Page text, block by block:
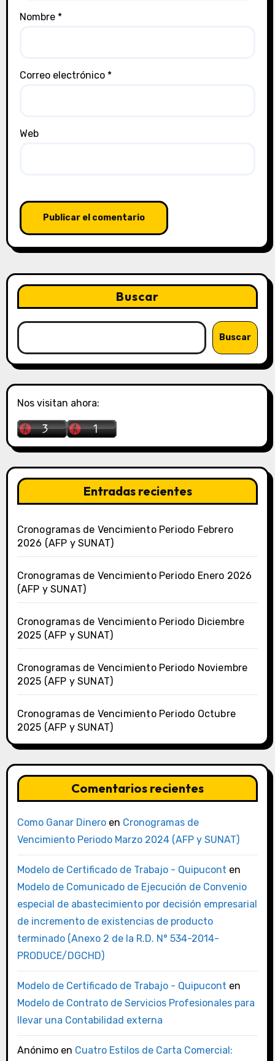
Nombre *
Correo electrónico *
Web
Buscar
Buscar
Nos visitan ahora:
Entradas recientes
Cronogramas de Vencimiento Periodo Febrero
2026 (AFP y SUNAT)
Cronogramas de Vencimiento Periodo Enero 2026
(AFP y SUNAT)
Cronogramas de Vencimiento Periodo Diciembre
2025 (AFP y SUNAT)
Cronogramas de Vencimiento Periodo Noviembre
2025 (AFP y SUNAT)
Cronogramas de Vencimiento Periodo Octubre
2025 (AFP y SUNAT)
Comentarios recientes
Como Ganar Dineroen Cronogramas de
Vencimiento Periodo Marzo 2024 (AFP y SUNAT)
Modelo de Certificado de Trabajo - Quipucont en
Modelo de Comunicado de Ejecución de Convenio
especial de abastecimiento por decisión empresarial
de incremento de existencias de producto
terminado (Anexo 2 de la R.D. N° 534-2014-
PRODUCE/DGCHD)
Modelo de Certificado de Trabajo - Quipucont en
Modelo de Contrato de Servicios Profesionales para
llevar una Contabilidad externa
Anónimoen Cuatro Estilos de Carta Comercial: